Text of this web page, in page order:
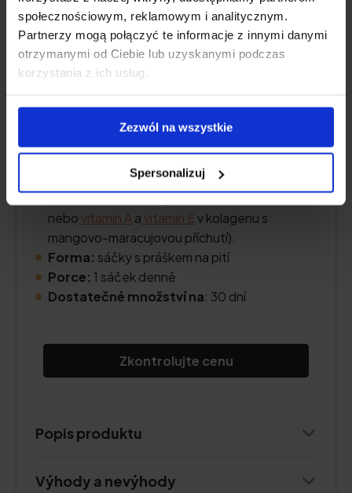
społecznościowym, reklamowym i analitycznym.
Partnerzy mogą połączyć te informacje z innymi danymi
otrzymanymi od Ciebie lub uzyskanymi podczas
korzystania z ich usług.
Zezwól na wszystkie
Spersonalizuj
kolagenu: 10 000 mg hydrolyzátu
Další účinné látky:vitamin C, nízkomolekulární
kyselina hyaluronová(a také L-theanin a
koenzym Q10v kolagenu s kakaovou příchutí
nebovitamin Aavitamin Ev kolagenu s
mangovo-maracujovou příchutí).
Forma: sáčky s práškem na pití
Porce: 1 sáček denně
Dostatečné množství na: 30 dní
Zkontrolujte cenu
Popis produktu
Výhody a nevýhody